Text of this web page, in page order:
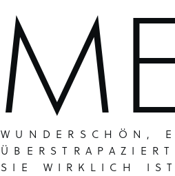
WUNDERSCHÖN,
SIE WIRKLICH